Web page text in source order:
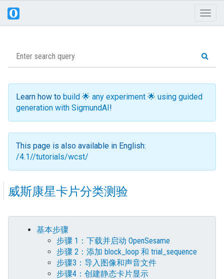
Learn how to build 🌟 any experiment 🌟 using guided
generation with SigmundAI!
This page is also available in English:
/4.1//tutorials/wcst/
威斯康星卡片分类测验
基本步骤
步骤 1：下载并启动 OpenSesame
步骤 2：添加 block_loop 和 trial_sequence
步骤3：导入图像和声音文件
步骤4：创建静态卡片显示